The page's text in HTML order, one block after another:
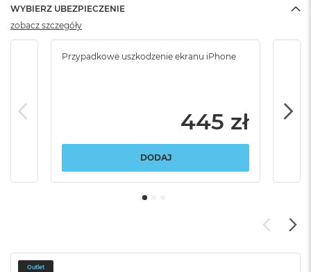
WYBIERZ UBEZPIECZENIE
Przypadkowe uszkodzenie ekranu iPhone
445 zł
DODAJ
zobacz szczegóły
Outlet